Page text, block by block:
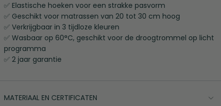
✅ Elastische hoeken voor een strakke pasvorm
✅ Geschikt voor matrassen van 20 tot 30 cm hoog
✅ Verkrijgbaar in 3 tijdloze kleuren
✅ Wasbaar op 60°C, geschikt voor de droogtrommel op licht
programma
✅ 2 jaar garantie
MATERIAAL EN CERTIFICATEN